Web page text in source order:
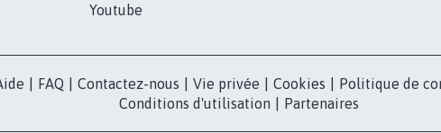
Youtube
FAQ Contactez-nous Vie privée Cookies Politique de
Conditions d'utilisation
Partenaires